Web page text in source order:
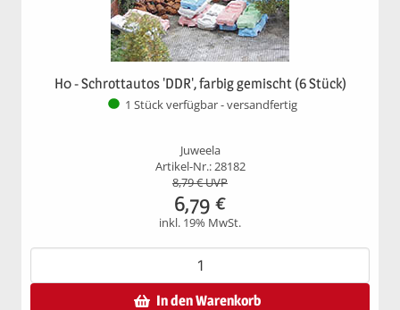
H0 - Schrottautos 'DDR', farbig gemischt (6 Stück)
1 Stück verfügbar - versandfertig
Juweela
Artikel-Nr.: 28182
8,79€ UVP
6,79 €
inkl. 19% MwSt.
In den Warenkorb